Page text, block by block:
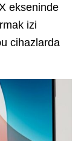
ekseninde
izi
cihazlarda